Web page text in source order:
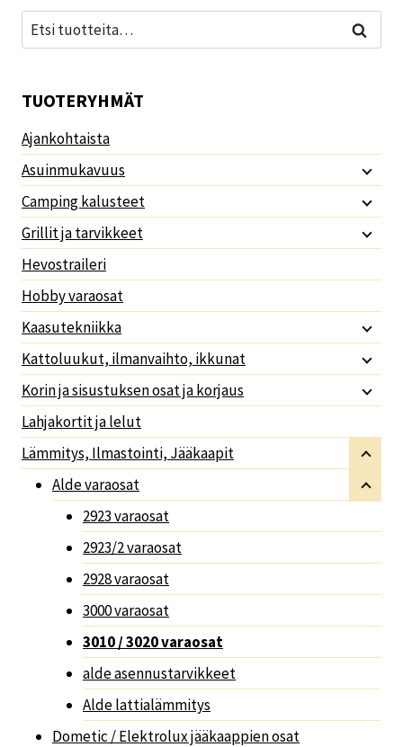
Etsi: Haku
TUOTERYHMÄT
Ajankohtaista
Asuinmukavuus
Camping kalusteet
Grillit ja tarvikkeet
Hevostraileri
Hobby varaosat
Kaasutekniikka
Kattoluukut, ilmanvaihto, ikkunat
Korin ja sisustuksen osat ja korjaus
Lahjakortit ja lelut
Lämmitys, Ilmastointi, Jääkaapit
Alde varaosat
2923 varaosat
2923/2 varaosat
2928 varaosat
3000 varaosat
3010 / 3020 varaosat
alde asennustarvikkeet
Alde lattialämmitys
Dometic / Elektrolux jääkaappien osat